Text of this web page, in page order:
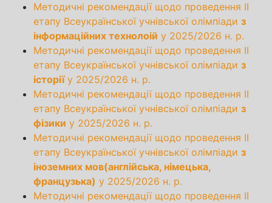
Методичні рекомендації щодо проведення ІІ
етапу Всеукраїнської учнівської олімпіади з
інформаційних технолоій у 2025/2026 н. р.
Методичні рекомендації щодо проведення ІІ
етапу Всеукраїнської учнівської олімпіади з
історіїу 2025/2026 н. р.
Методичні рекомендації щодо проведення ІІ
етапу Всеукраїнської учнівської олімпіади з
фізики у 2025/2026 н. р.
Методичні рекомендації щодо проведення ІІ
етапу Всеукраїнської учнівської олімпіади з
іноземних мов(англійська, німецька,
французька) у 2025/2026 н. р.
Методичні рекомендації щодо проведення ІІ